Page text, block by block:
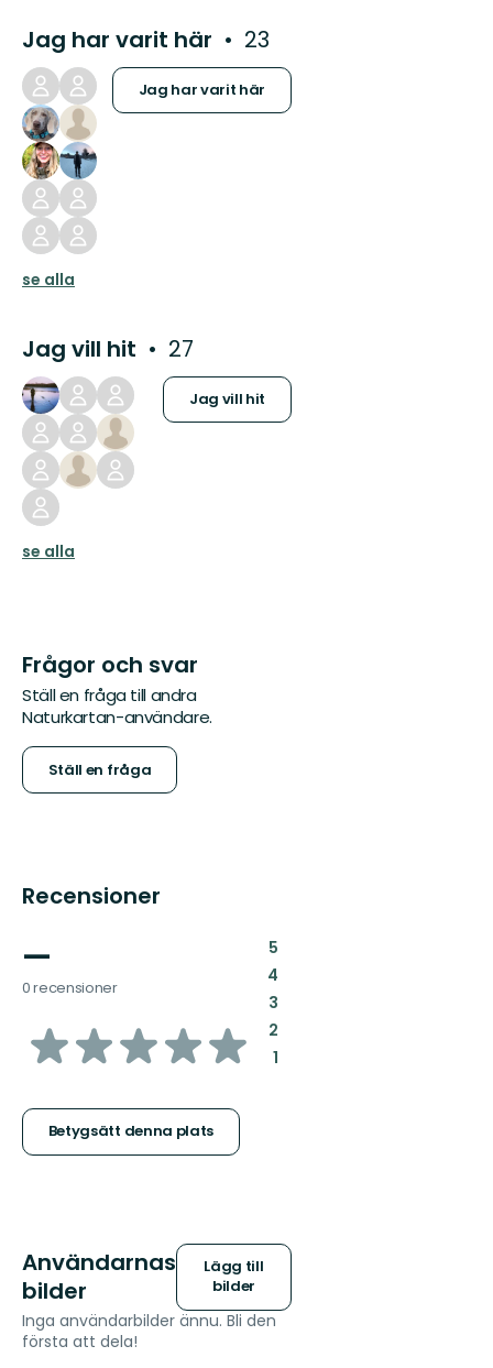
Jag har varit här 23
Jag har varit här
se alla
Jag vill hit 27
Jag vill hit
se alla
Frågor och svar
Ställ en fråga till andra
Naturkartan-användare.
Ställ en fråga
Recensioner
—
0 recensioner
av
stjärnor
Betygsätt denna plats
5:
4:
3:
2:
1:
Användarnas
bilder
Lägg till
bilder
Inga användarbilder ännu. Bli den
första att dela!